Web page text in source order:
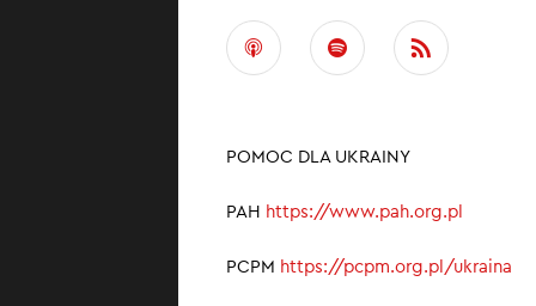
Ukraine in
usłyszysz w
POMOC DLA UKRAINY
PAH https://www.pah.org.pl
PCPM https://pcpm.org.pl/ukraina